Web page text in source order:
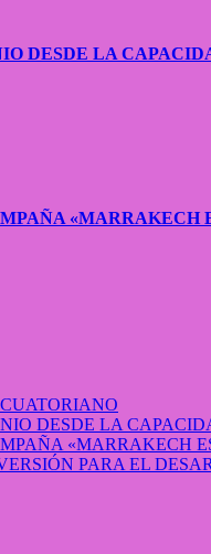
DESDE LA
«MARRAKECH
DESDE LA
«MARRAKECH
PARA EL